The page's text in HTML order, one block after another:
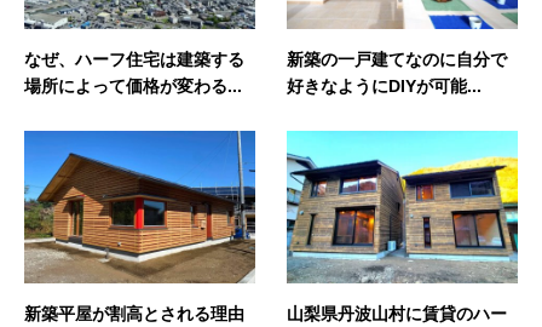
なぜ、ハーフ住宅は建築する
場所によって価格が変わる...
新築の一戸建てなのに自分で
好きなようにDIYが可能...
新築平屋が割高とされる理由
山梨県丹波山村に賃貸のハー